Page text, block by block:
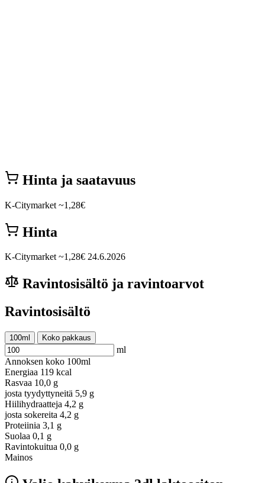
Hinta ja saatavuus
K-Citymarket ~1,28€
Hinta
K-Citymarket ~1,28€ 24.6.2026
Ravintosisältö ja ravintoarvot
Ravintosisältö
100ml Koko pakkaus
ml
Annoksen koko 100ml
Energiaa 119 kcal
Rasvaa 10,0 g
josta tyydyttyneitä 5,9 g
Hiilihydraatteja 4,2 g
josta sokereita 4,2 g
Proteiinia 3,1 g
Suolaa 0,1 g
Ravintokuitua 0,0 g
Mainos